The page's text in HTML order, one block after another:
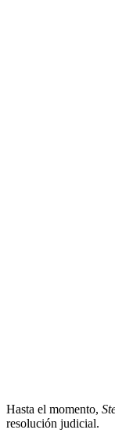
Hasta el momento,
resolución judicial.